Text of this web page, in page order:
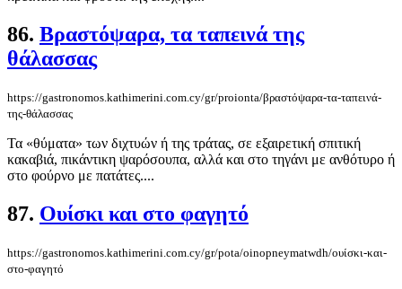
86. Βραστόψαρα, τα ταπεινά της
θάλασσας
https://gastronomos.kathimerini.com.cy/gr/proionta/βραστόψαρα-τα-ταπεινά-
της-θάλασσας
Τα «θύματα» των διχτυών ή της τράτας, σε εξαιρετική σπιτική
κακαβιά, πικάντικη ψαρόσουπα, αλλά και στο τηγάνι με ανθότυρο ή
στο φούρνο με πατάτες....
87. Ουίσκι και στο φαγητό
https://gastronomos.kathimerini.com.cy/gr/pota/oinopneymatwdh/ουίσκι-και-
στο-φαγητό